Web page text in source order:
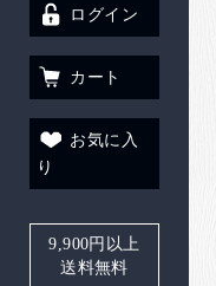
ログイン
カート
お気に入
り
9,900円以上
送料無料